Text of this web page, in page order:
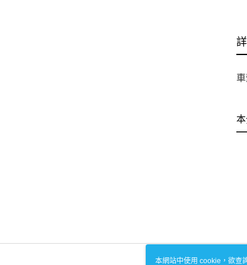
本網站中使用 cookie，欲查